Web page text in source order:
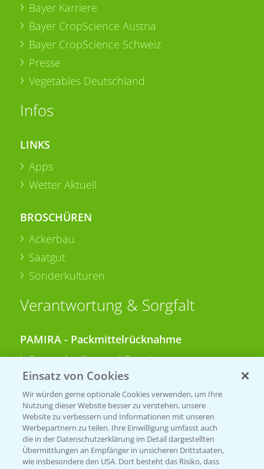
Bayer Karriere
Bayer CropScience Austria
Bayer CropScience Schweiz
Presse
Vegetables Deutschland
Infos
LINKS
Apps
Wetter Aktuell
BROSCHÜREN
Ackerbau
Saatgut
Sonderkulturen
Verantwortung & Sorgfalt
PAMIRA - Packmittelrücknahme
Sammelstellen und Termine
PRE - Chemikalien sicher entsorgen
Sammelstellen und Termine
Kontakt & Notfall
Einsatz von Cookies
Wir würden gerne optionale Cookies verwenden, um Ihre
Nutzung dieser Website besser zu verstehen, unsere
Website zu verbessern und Informationen mit unseren
Werbepartnern zu teilen. Ihre Einwilligung umfasst auch
die in der Datenschutzerklärung im Detail dargestellten
Übermittlungen an Empfänger in unsicheren Drittstaaten,
wie insbesondere den USA. Dort besteht das Risiko, dass